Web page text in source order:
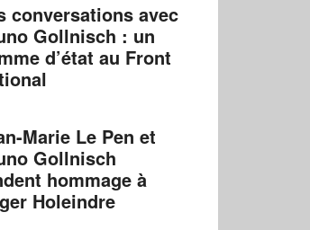
conversations avec
Gollnisch : un
d’état au Front
Marie Le Pen et
Gollnisch
hommage à
Holeindre